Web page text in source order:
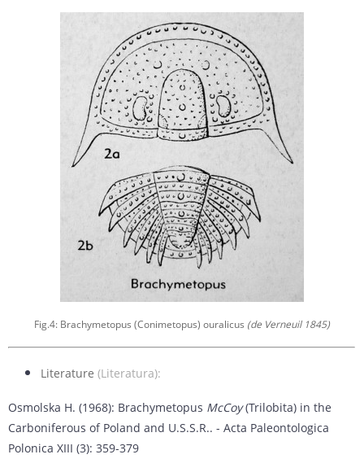
Fig.4: Brachymetopus (Conimetopus) ouralicus (de Verneuil 1845)
Literature (Literatura):
Osmolska H. (1968): Brachymetopus McCoy(Trilobita) in the
Carboniferous of Poland and U.S.S.R.. - Acta Paleontologica
Polonica XIII (3): 359-379